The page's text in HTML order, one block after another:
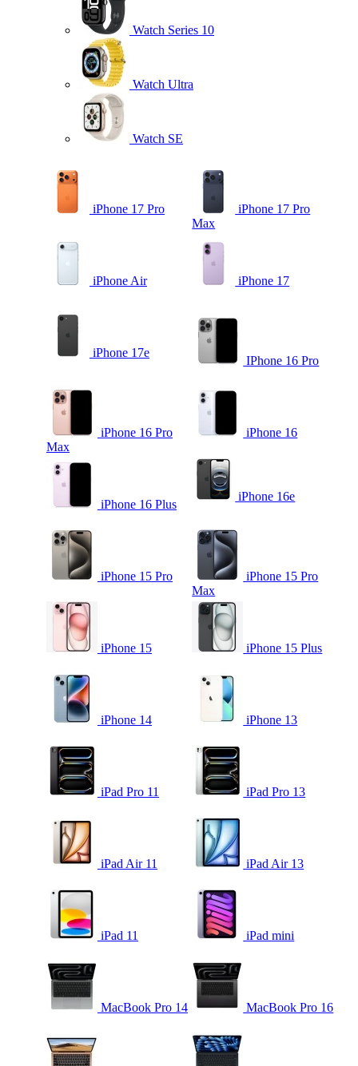
Watch Series 10
Watch Ultra
Watch SE
iPhone 17 Pro
iPhone 17 Pro
Max
iPhone Air iPhone 17
iPhone 17e
IPhone 16 Pro
iPhone 16 Pro
Max
iPhone 16
iPhone 16 Plus
iPhone 16e
iPhone 15 Pro
iPhone 15 Pro
Max
iPhone 15 iPhone 15 Plus
iPhone 14 iPhone 13
iPad Pro 11 iPad Pro 13
iPad Air 11 iPad Air 13
iPad 11 iPad mini
MacBook Pro 14 MacBook Pro 16